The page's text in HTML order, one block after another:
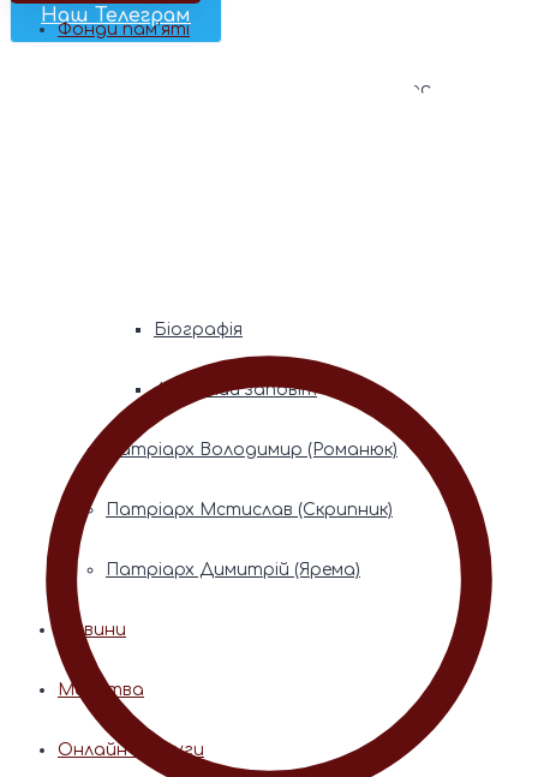
Наш Телеграм
Фонди пам’яті
Митрополита Володимира (Сабодана)
Біографія
Духовний заповіт
Патріарх Володимир (Романюк)
Патріарх Мстислав (Скрипник)
Патріарх Димитрій (Ярема)
Новини
Молитва
Онлайн послуги